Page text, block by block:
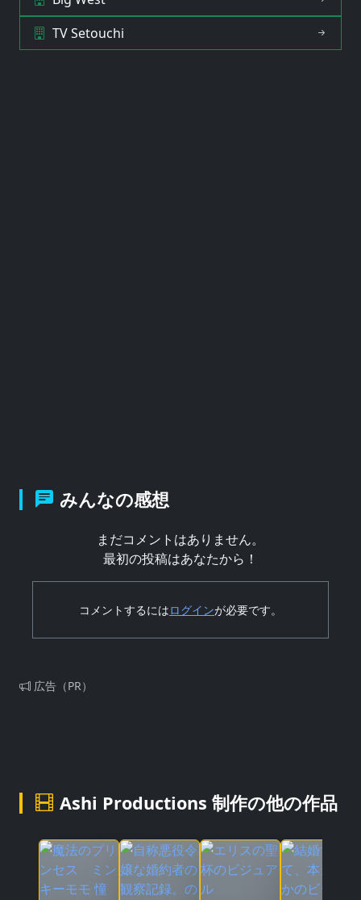
TV Setouchi
みんなの感想
まだコメントはありません。
最初の投稿はあなたから！
コメントするにはログインが必要です。
広告（PR）
Ashi Productions 制作の他の作品